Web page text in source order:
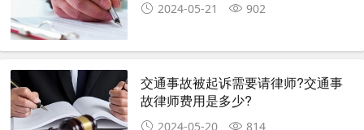
2024-05-21 902
交通事故被起诉需要请律师?交通事
故律师费用是多少?
2024-05-20 814